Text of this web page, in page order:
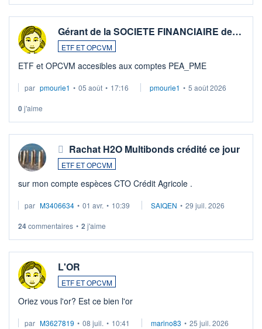
Gérant de la SOCIETE FINANCIAIRE de…
ETF ET OPCVM
ETF et OPCVM accesibles aux comptes PEA_PME
par pmourie1 • 05 août • 17:16 pmourie1 • 5 août 2026
0j'aime
Rachat H2O Multibonds crédité ce jour
ETF ET OPCVM
sur mon compte espèces CTO Crédit Agricole .
par M3406634 • 01 avr. • 10:39 SAIQEN • 29 juil. 2026
24commentaires • 2 j'aime
L'OR
ETF ET OPCVM
Oriez vous l'or? Est ce bien l'or
par M3627819 • 08 juil. • 10:41 marino83 • 25 juil. 2026